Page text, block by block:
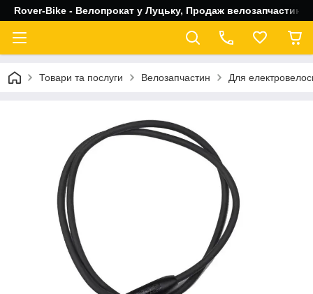
Rover-Bike - Велопрокат у Луцьку, Продаж велозапчастин,
Товари та послуги Велозапчастин Для